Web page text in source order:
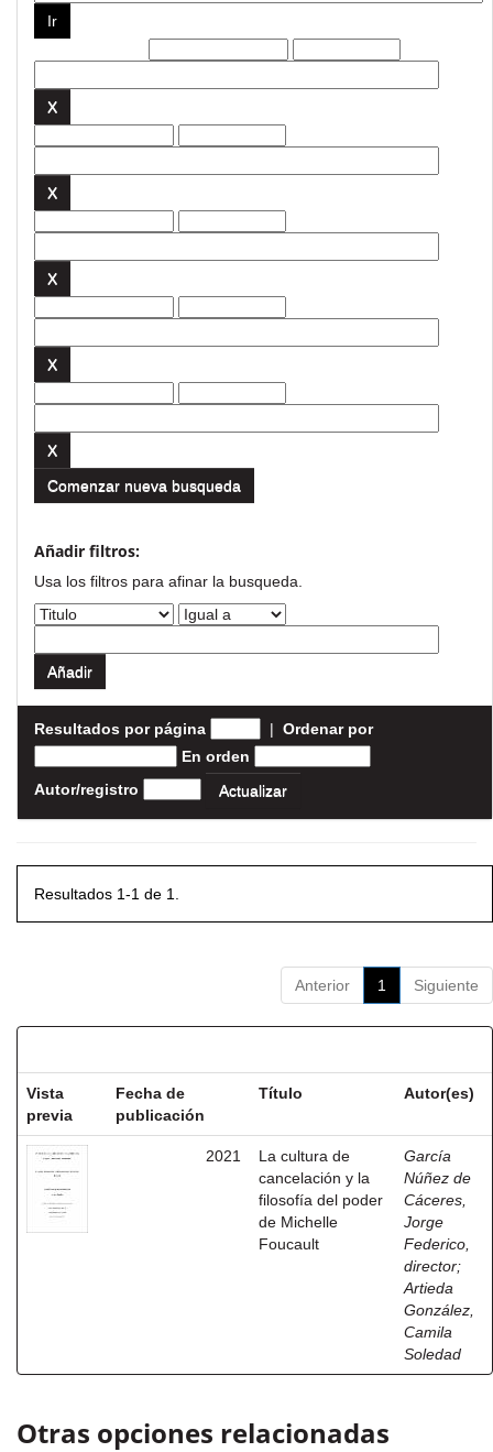
Comenzar nueva busqueda
Añadir filtros:
Usa los filtros para afinar la busqueda.
Resultados por página | Ordenar por
En orden
Autor/registro
Resultados 1-1 de 1.
Anterior 1 Siguiente
Vista
previa
Fecha de
publicación
Título Autor(es)
2021
La cultura de
cancelación y la
filosofía del poder
de Michelle
Foucault
García
Núñez de
Cáceres,
Jorge
Federico,
director;
Artieda
González,
Camila
Soledad
Otras opciones relacionadas